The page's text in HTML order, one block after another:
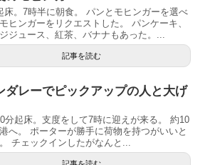
床。7時半に朝食。 パンとモヒンガーを選べ
ヒンガーをリクエストした。 パンケーキ、
ジュース、紅茶、バナナもあった。...
記事を読む
ダレーでピックアップの人と大げ
分起床。支度をして7時に迎えが来る。 約10
へ。 ポーターが勝手に荷物を持つがいいと
チェックインしたがなんと...